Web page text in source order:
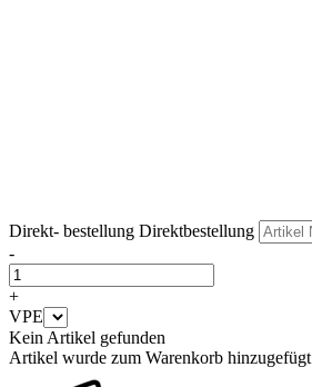
Direkt- bestellung Direktbestellung
-
+
VPE
Kein Artikel gefunden
Artikel wurde zum Warenkorb hinzugefügt